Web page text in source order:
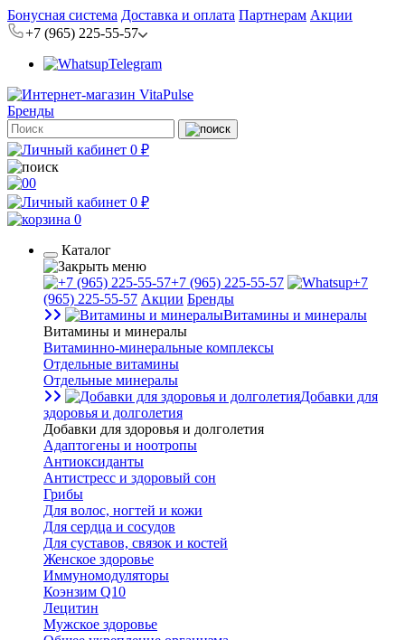
Бонусная система Доставка и оплата Партнерам Акции
+7 (965) 225-55-57
Telegram
Бренды
0 ₽
0
0 ₽
0
Каталог
+7 (965) 225-55-57
+7
(965) 225-55-57 Акции Бренды
Витамины и минералы
Витамины и минералы
Витаминно-минеральные комплексы
Отдельные витамины
Отдельные минералы
Добавки для
здоровья и долголетия
Добавки для здоровья и долголетия
Адаптогены и ноотропы
Антиоксиданты
Антистресс и здоровый сон
Грибы
Для волос, ногтей и кожи
Для сердца и сосудов
Для суставов, связок и костей
Женское здоровье
Иммуномодуляторы
Коэнзим Q10
Лецитин
Мужское здоровье